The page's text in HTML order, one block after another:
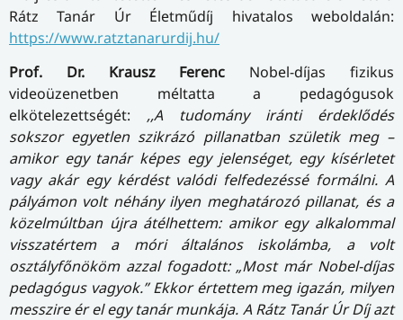
Rátz Tanár Úr Életműdíj hivatalos weboldalán:
https://www.ratztanarurdij.hu/
Prof. Dr.
Krausz Ferenc Nobel-díjas fizikus
videoüzenetben méltatta a pedagógusok
elkötelezettségét: ,,A tudomány iránti érdeklődés
sokszor egyetlen szikrázó pillanatban születik meg –
amikor egy tanár képes egy jelenséget, egy kísérletet
vagy akár egy kérdést valódi felfedezéssé formálni. A
pályámon volt néhány ilyen meghatározó pillanat, és a
közelmúltban újra átélhettem: amikor egy alkalommal
visszatértem a móri általános iskolámba, a volt
osztályfőnököm azzal fogadott: „Most már Nobel-díjas
pedagógus vagyok.” Ekkor értettem meg igazán, milyen
messzire ér el egy tanár munkája. A Rátz Tanár Úr Díj azt